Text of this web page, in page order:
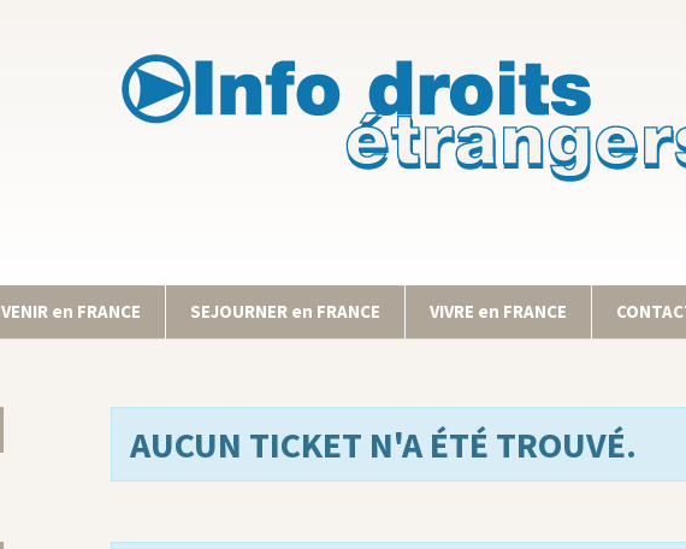
VENIR en FRANCE SEJOURNER en FRANCE VIVRE en FRANCE
AUCUN TICKET N'A ÉTÉ TROUVÉ.